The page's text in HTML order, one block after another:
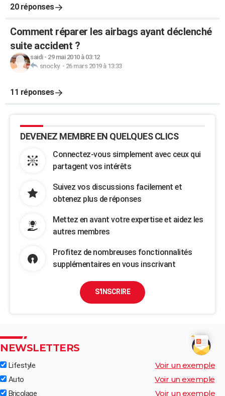
20 réponses
Comment réparer les airbags ayant déclenché
suite accident ?
saidi- 29 mai 2010 à 03:12
snocky. - 26 mars 2019 à 13:33
11 réponses
DEVENEZ MEMBRE EN QUELQUES CLICS
Connectez-vous simplement avec ceux qui
partagent vos intérêts
Suivez vos discussions facilement et
obtenez plus de réponses
Mettez en avant votre expertise et aidez les
autres membres
Profitez de nombreuses fonctionnalités
supplémentaires en vous inscrivant
S'INSCRIRE
NEWSLETTERS
Lifestyle Voir un exemple
Auto Voir un exemple
Bricolage Voir un exemple